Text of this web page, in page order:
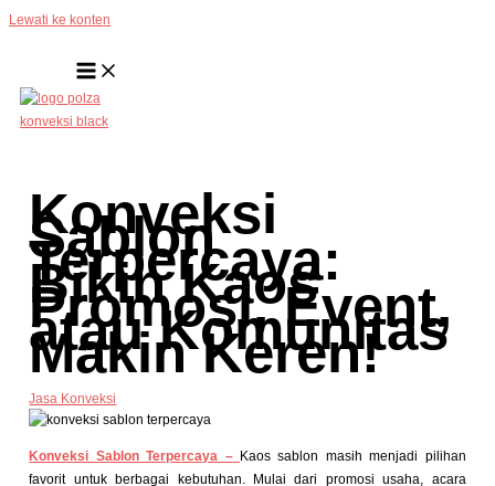
Lewati ke konten
Konveksi
Sablon
Terpercaya:
Bikin Kaos
Promosi, Event,
atau Komunitas
Makin Keren!
Jasa Konveksi
Konveksi Sablon Terpercaya – Kaos sablon masih menjadi pilihan
favorit untuk berbagai kebutuhan. Mulai dari promosi usaha, acara